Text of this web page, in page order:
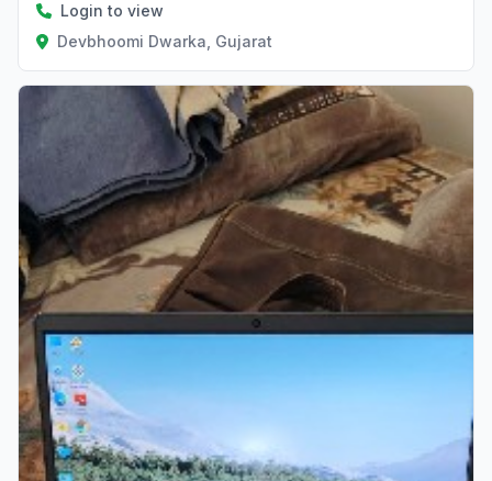
Login to view
Devbhoomi Dwarka, Gujarat